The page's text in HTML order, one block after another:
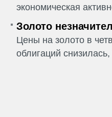
экономическая
Золото
Цены на золото в
облигаций